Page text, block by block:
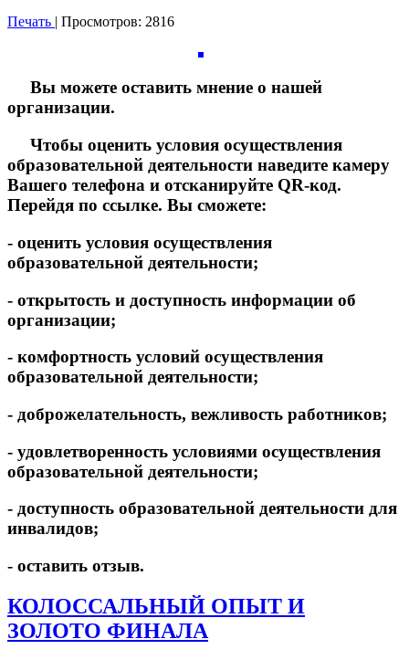
Печать | Просмотров: 2816
Вы можете оставить мнение о нашей
организации.
Чтобы оценить условия осуществления
образовательной деятельности наведите камеру
Вашего телефона и отсканируйте QR-код.
Перейдя по ссылке. Вы сможете:
- оценить условия осуществления
образовательной деятельности;
- открытость и доступность информации об
организации;
- комфортность условий осуществления
образовательной деятельности;
- доброжелательность, вежливость работников;
- удовлетворенность условиями осуществления
образовательной деятельности;
- доступность образовательной деятельности для
инвалидов;
- оставить отзыв.
КОЛОССАЛЬНЫЙ ОПЫТ И
ЗОЛОТО ФИНАЛА